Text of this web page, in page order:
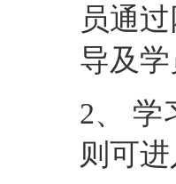
员通
导及
2、 学
则可进